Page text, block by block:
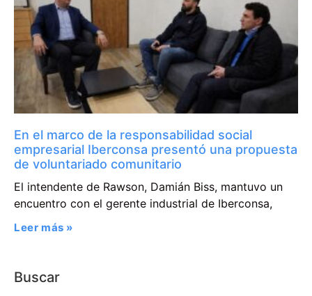
En el marco de la responsabilidad social
empresarial Iberconsa presentó una propuesta
de voluntariado comunitario
El intendente de Rawson, Damián Biss, mantuvo un
encuentro con el gerente industrial de Iberconsa,
Leer más »
Buscar